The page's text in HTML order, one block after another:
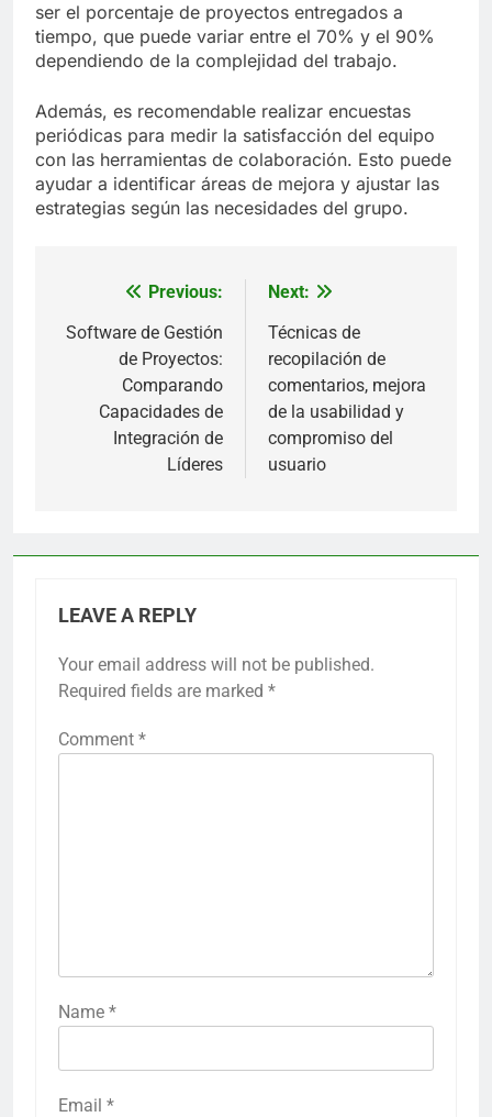
ser el porcentaje de proyectos entregados a
tiempo, que puede variar entre el 70% y el 90%
dependiendo de la complejidad del trabajo.
Además, es recomendable realizar encuestas
periódicas para medir la satisfacción del equipo
con las herramientas de colaboración. Esto puede
ayudar a identificar áreas de mejora y ajustar las
estrategias según las necesidades del grupo.
navigation
Previous:
Software de Gestión
de Proyectos:
Comparando
Capacidades de
Integración de
Líderes
Next:
Técnicas de
recopilación de
comentarios, mejora
de la usabilidad y
compromiso del
usuario
LEAVE A REPLY
Your email address will not be published.
Required fields are marked *
Comment *
Name *
Email *